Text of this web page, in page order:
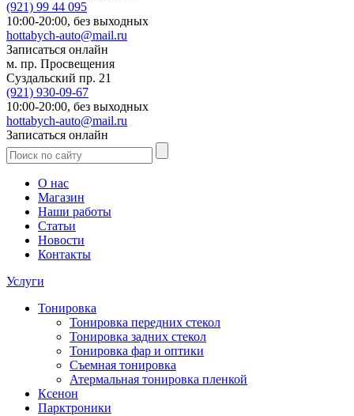
(921) 99 44 095
10:00-20:00, без выходных
hottabych-auto@mail.ru
Записаться онлайн
м. пр. Просвещения
Суздальский пр. 21
(921) 930-09-67
10:00-20:00, без выходных
hottabych-auto@mail.ru
Записаться онлайн
О нас
Магазин
Наши работы
Статьи
Новости
Контакты
Услуги
Тонировка
Тонировка передних стекол
Тонировка задних стекол
Тонировка фар и оптики
Съемная тонировка
Атермальная тонировка пленкой
Ксенон
Парктроники